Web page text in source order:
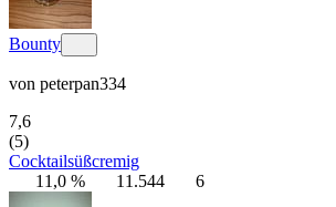
Bounty
von peterpan334
7,6
(5)
Cocktailsüßcremig
11,0 %
11.544 6